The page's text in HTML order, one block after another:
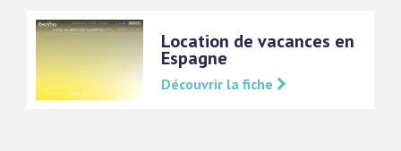
Location de vacances en
Espagne
Découvrir la fiche